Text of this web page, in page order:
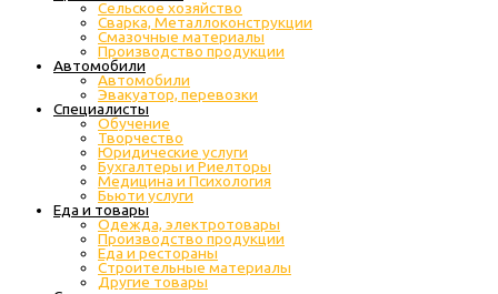
Cельское хозяйство
Сварка, Металлоконструкции
Cмазочные материалы
Производство продукции
Автомобили
Автомобили
Эвакуатор, перевозки
Специалисты
Обучение
Творчество
Юридические услуги
Бухгалтеры и Риелторы
Медицина и Психология
Бьюти услуги
Еда и товары
Одежда, электротовары
Производство продукции
Еда и рестораны
Строительные материалы
Другие товары